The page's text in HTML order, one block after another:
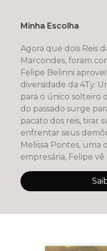
Minha Escolha
Agora que dois Reis
Marcondes, foram
Felipe Belinni
diversidade da 4Ty.
para o único solteiro
do passado surge
pacato dos reis, tirar
enfrentar seus demônios. Quando
Melissa Pontes, uma
empresária, Felipe vê